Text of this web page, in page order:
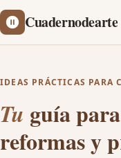
Cuadernodearte
IDEAS PRÁCTICAS PARA
Tu guía
reformas y